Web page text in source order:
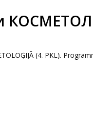
(4. PKL).